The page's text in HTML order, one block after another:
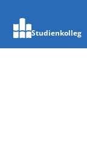
Studienkolleg